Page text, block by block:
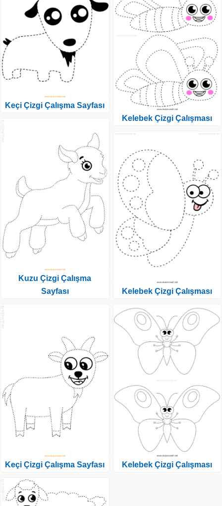
Keçi Çizgi Çalışma Sayfası
Kuzu Çizgi Çalışma
Sayfası
Keçi Çizgi Çalışma Sayfası
Kelebek Çizgi Çalışması
Kelebek Çizgi Çalışması
Kelebek Çizgi Çalışması